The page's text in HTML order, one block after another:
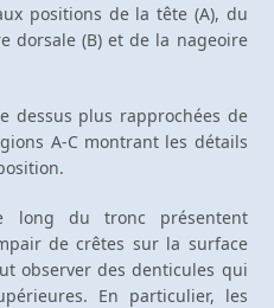
positions de la tête (A), du
dorsale (B) et de la nageoire
dessus plus rapprochées de
A-C montrant les détails
long du tronc présentent
de crêtes sur la surface
observer des denticules qui
En particulier, les